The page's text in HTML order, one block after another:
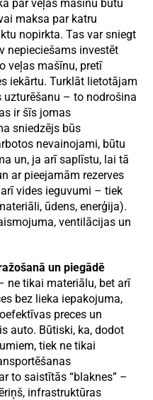
par veļas mašīnu būtu
maksa par katru
nopirkta. Tas var sniegt
nepieciešams investēt
veļas mašīnu, pretī
iekārtu. Turklāt lietotājam
uzturēšanu – to nodrošina
ir šīs jomas
sniedzējs būs
nevainojami, būtu
un, ja arī saplīstu, lai tā
ar pieejamām rezerves
vides ieguvumi – tiek
ūdens, enerģija).
ventilācijas un
un piegādē
ne tikai materiālu, bet arī
bez lieka iepakojuma,
preces un
auto. Būtiski, ka, dodot
tiek ne tikai
to saistītās “blaknes” –
infrastruktūras